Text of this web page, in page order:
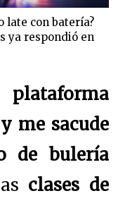
late con batería?
ya respondió en
me sacude
de bulería
clases de